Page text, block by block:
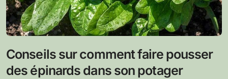
Conseils sur comment faire pousser
des épinards dans son potager